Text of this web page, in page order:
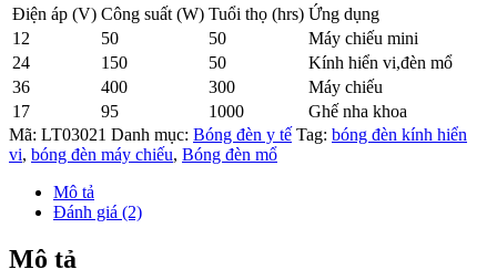
Điện áp (V) Công suất (W) Tuổi thọ (hrs) Ứng dụng
12
50 50
Máy chiếu mini
24
150 50
Kính hiển vi,đèn mổ
36
400 300
Máy chiếu
17
95 1000
Ghế nha khoa
Mã: LT03021 Danh mục: Bóng đèn y tế Tag: bóng đèn kính hiển
vi, bóng đèn máy chiếu, Bóng đèn mổ
Mô tả
Đánh giá (2)
Mô tả